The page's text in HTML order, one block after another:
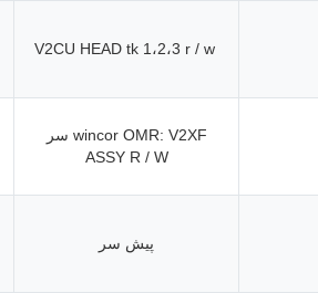
V2CU HEAD tk 1،2،3 r / w
wincor OMR: V2XF سر
ASSY R / W
پیش سر